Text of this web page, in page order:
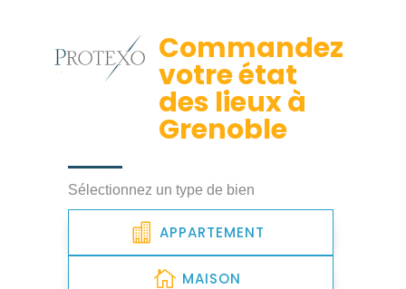
Commandez
votre état
des lieux à
Grenoble
Sélectionnez un type de bien
APPARTEMENT
MAISON